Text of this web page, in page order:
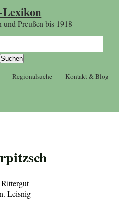
und Preußen bis 1918
Regionalsuche Kontakt & Blog
Rittergut
n. Leisnig